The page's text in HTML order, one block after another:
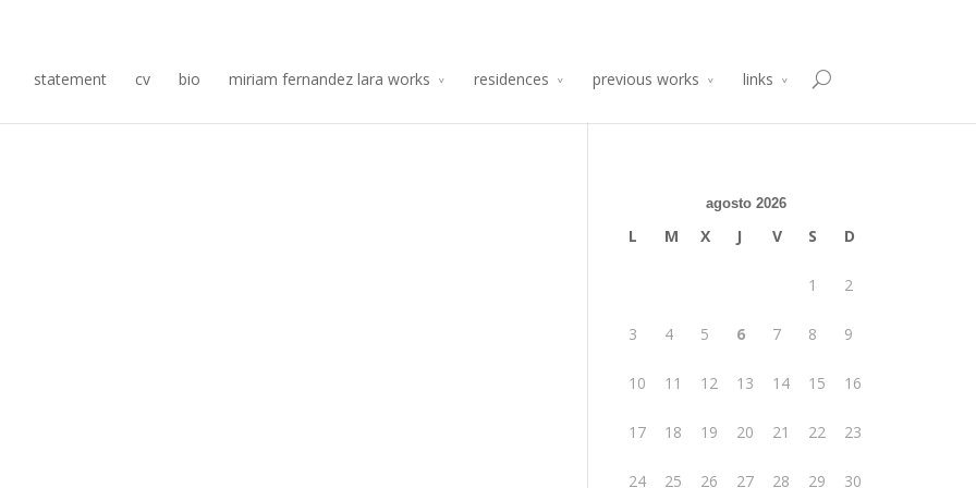
statement cv bio miriam fernandez lara works residences previous works links
agosto 2026
L M X J V S D
1 2
3 4 5 6 7 8 9
10 11 12 13 14 15 16
17 18 19 20 21 22 23
24 25 26 27 28 29 30